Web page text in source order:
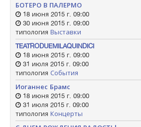
БОТЕРО В ПАЛЕРМО
18 июня 2015 г. 09:00
30 июня 2015 г. 09:00
типология Выставки
TEATRODUEMILAQUINDICI
18 июня 2015 г. 09:00
31 июля 2015 г. 09:00
типология События
Иоганнес Брамс
18 июня 2015 г. 09:00
31 июля 2015 г. 09:00
типология Концерты